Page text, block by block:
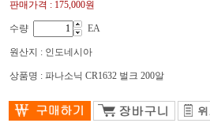
판매가격 : 175,000원
수량 EA
원산지 : 인도네시아
상품명 : 파나소닉 CR1632 벌크 200알